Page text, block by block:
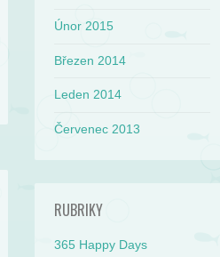
Únor 2015
Březen 2014
Leden 2014
Červenec 2013
RUBRIKY
365 Happy Days